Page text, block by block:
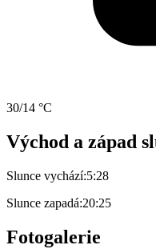
30/14 °C
Východ a západ
Slunce vychází:5:28
Slunce zapadá:20:25
Fotogalerie